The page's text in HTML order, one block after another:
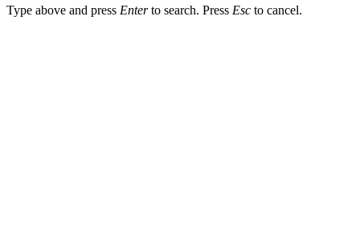
Type above and press Enterto search. Press Esc to cancel.